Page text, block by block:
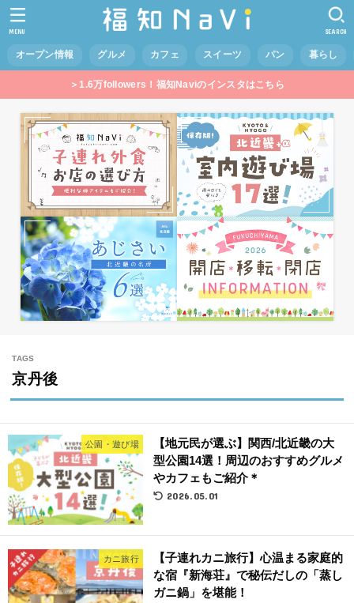
オープン情報 グルメ カフェ スイーツ パン 暮らし
SEARCH
MENU
＞1.6万followers！福知Naviのインスタはこちら
京丹後
公園・遊び場
【地元民が選ぶ】関西/北近畿の大
型公園14選！周辺のおすすめグルメ
やカフェもご紹介＊
2026.05.01
カニ旅行
【子連れカニ旅行】心温まる家庭的
な宿『新海荘』で秘伝だしの「蒸し
ガニ鍋」を堪能！